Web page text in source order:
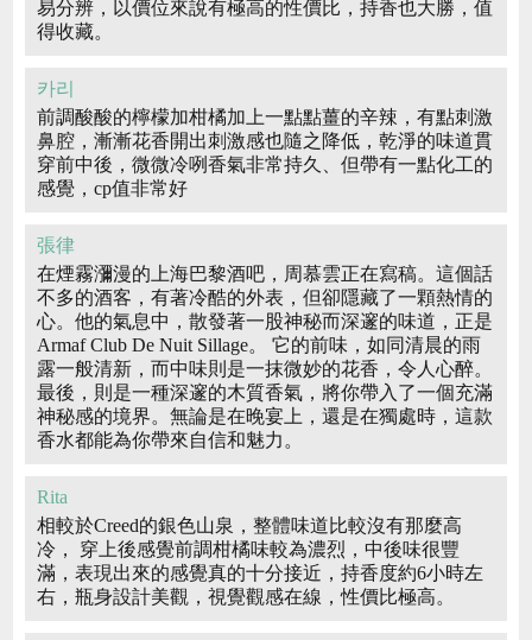
易分辨，以價位來說有極高的性價比，持香也大勝，值
得收藏。
카리
前調酸酸的檸檬加柑橘加上一點點薑的辛辣，有點刺激
鼻腔，漸漸花香開出刺激感也隨之降低，乾淨的味道貫
穿前中後，微微冷咧香氣非常持久、但帶有一點化工的
感覺，cp值非常好
張律
在煙霧瀰漫的上海巴黎酒吧，周慕雲正在寫稿。這個話
不多的酒客，有著冷酷的外表，但卻隱藏了一顆熱情的
心。他的氣息中，散發著一股神秘而深邃的味道，正是
Armaf Club De Nuit Sillage。 它的前味，如同清晨的雨
露一般清新，而中味則是一抹微妙的花香，令人心醉。
最後，則是一種深邃的木質香氣，將你帶入了一個充滿
神秘感的境界。無論是在晚宴上，還是在獨處時，這款
香水都能為你帶來自信和魅力。
Rita
相較於Creed的銀色山泉，整體味道比較沒有那麼高
冷， 穿上後感覺前調柑橘味較為濃烈，中後味很豐
滿，表現出來的感覺真的十分接近，持香度約6小時左
右，瓶身設計美觀，視覺觀感在線，性價比極高。